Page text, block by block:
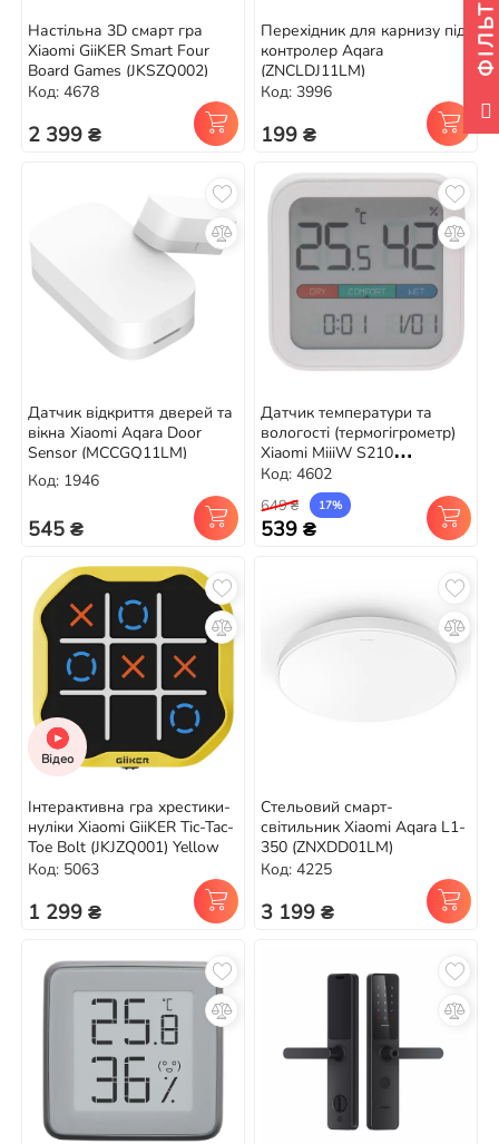
Настільна 3D смарт гра
Xiaomi GiiKER Smart Four
Board Games (JKSZQ002)
Код: 4678
2 399 ₴
Перехідник для карнизу під
контролер Aqara
(ZNCLDJ11LM)
Код: 3996
199 ₴
Датчик відкриття дверей та
вікна Xiaomi Aqara Door
Sensor (MCCGQ11LM)
Код: 1946
545 ₴
Датчик температури та
вологості (термогігрометр)
Xiaomi MiiiW S210
(MW22S06)
Код: 4602
649 ₴ 17%
539 ₴
Відео
Інтерактивна гра хрестики-
нуліки Xiaomi GiiKER Tic-Tac-
Toe Bolt (JKJZQ001) Yellow
Код: 5063
1 299 ₴
Стельовий смарт-
світильник Xiaomi Aqara L1-
350 (ZNXDD01LM)
Код: 4225
3 199 ₴
ФІЛЬТР